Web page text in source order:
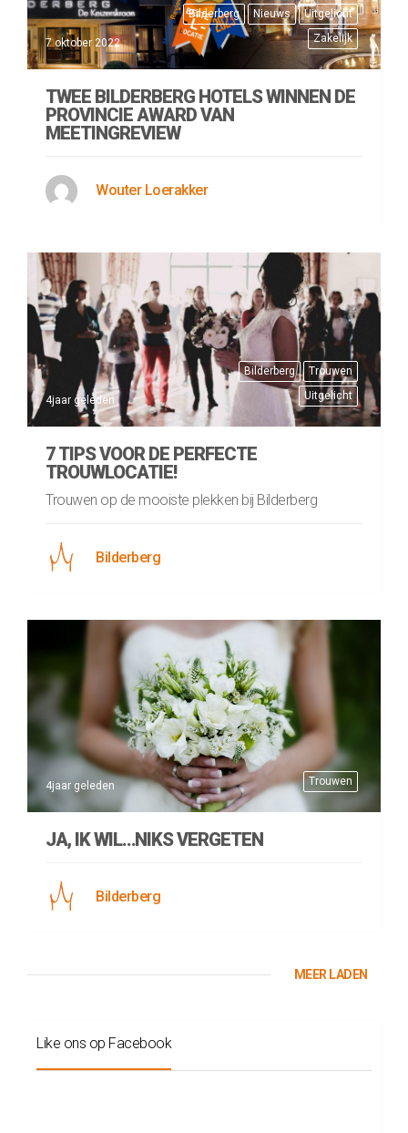
Bilderberg Nieuws
Uitgelicht
Zakelijk
7 oktober 2022
TWEE BILDERBERG HOTELS WINNEN DE
PROVINCIE AWARD VAN
MEETINGREVIEW
Wouter Loerakker
Bilderberg
Trouwen
Uitgelicht
4jaar geleden
7 TIPS VOOR DE PERFECTE
TROUWLOCATIE!
Trouwen op de mooiste plekken bij Bilderberg
Bilderberg
Trouwen
4jaar geleden
JA, IK WIL…NIKS VERGETEN
Bilderberg
MEER LADEN
Like ons op Facebook